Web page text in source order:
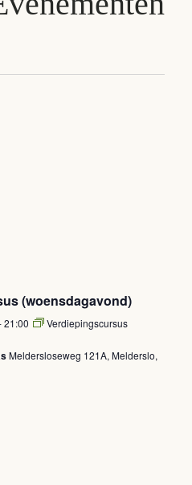
(woensdagavond)
21:00
Verdiepingscursus
Meldersloseweg 121A, Melderslo,